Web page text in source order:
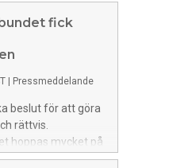
fick
Pressmeddelande
beslut för att göra
rättvis.
hoppas mycket på
om hur en